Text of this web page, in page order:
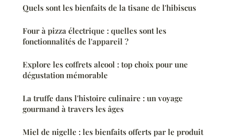
Quels sont les bienfaits de la tisane de l'hibiscus
Four à pizza électrique : quelles sont les
fonctionnalités de l'appareil ?
Explore les coffrets alcool : top choix pour une
dégustation mémorable
La truffe dans l'histoire culinaire : un voyage
gourmand à travers les âges
Miel de nigelle : les bienfaits offerts par le produit